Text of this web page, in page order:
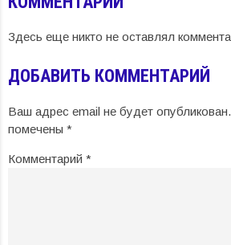
Здесь еще никто не оставлял
ДОБАВИТЬ КОММЕНТАРИЙ
Ваш адрес email не будет опубликован.
помечены *
Комментарий *